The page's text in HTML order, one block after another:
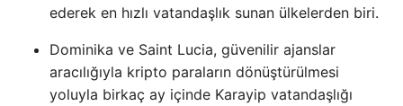
ederek en hızlı vatandaşlık sunan ülkelerden biri.
Dominika ve Saint Lucia, güvenilir ajanslar
aracılığıyla kripto paraların dönüştürülmesi
yoluyla birkaç ay içinde Karayip vatandaşlığı